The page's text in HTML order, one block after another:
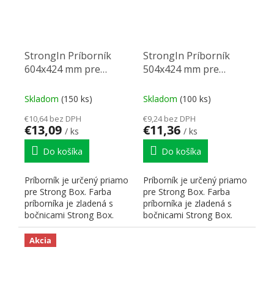
StrongIn Príborník
604x424 mm pre
Skladom (150 ks)
€10,64 bez DPH
€13,09 / ks
Do košíka
Príborník je určený priamo
pre Strong Box. Farba
príborníka je zladená s
bočnicami Strong Box.
Hrúbka použitého...
StrongIn Príborník
504x424 mm pre
Skladom (100 ks)
€9,24 bez DPH
€11,36 / ks
Do košíka
Príborník je určený priamo
pre Strong Box. Farba
príborníka je zladená s
bočnicami Strong Box.
Hrúbka použitého...
Akcia